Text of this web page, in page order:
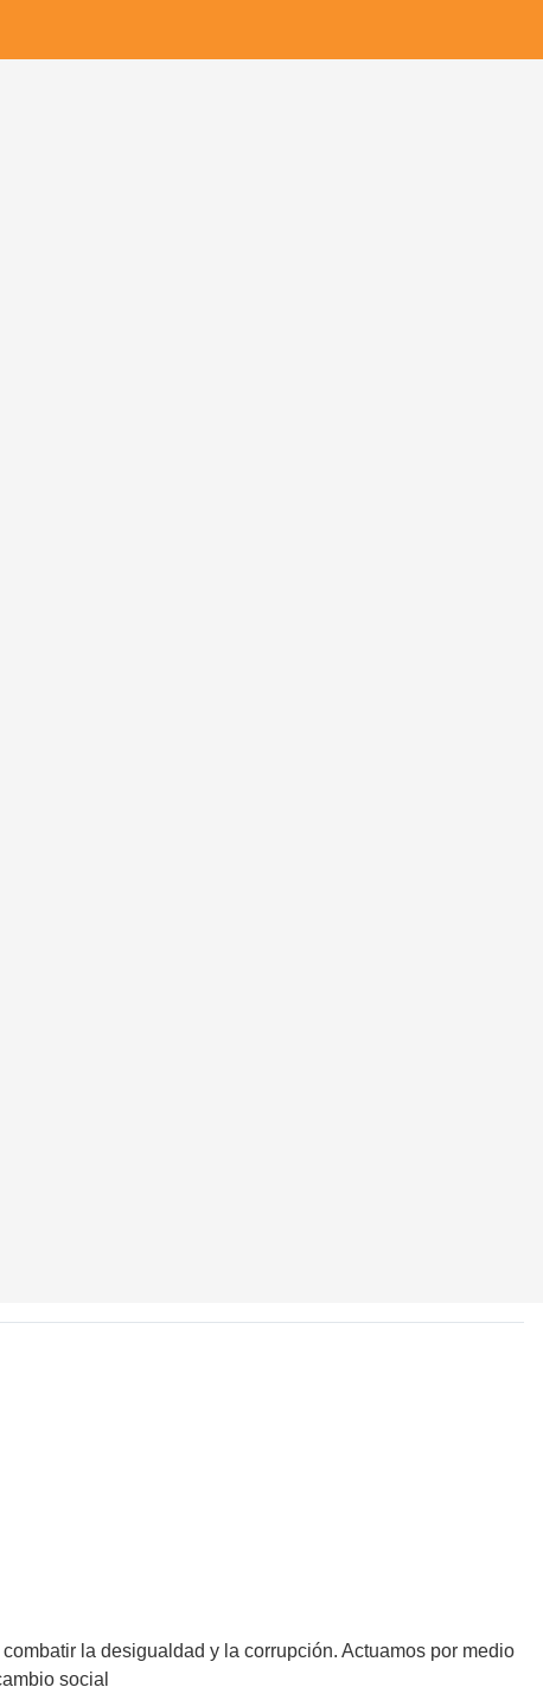
la desigualdad y la corrupción. Actuamos por medio
social